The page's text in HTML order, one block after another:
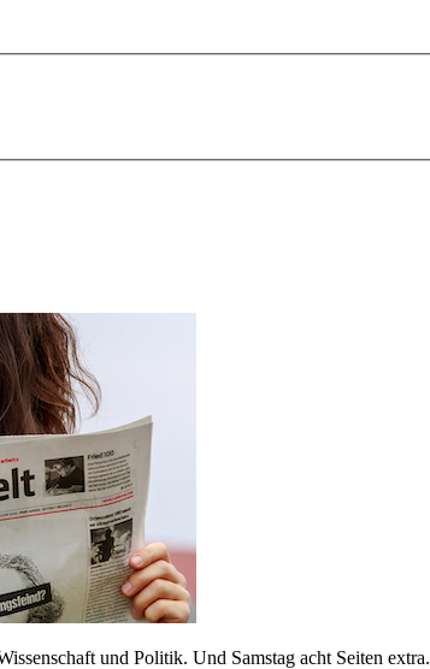
und Politik. Und Samstag acht Seiten extra.